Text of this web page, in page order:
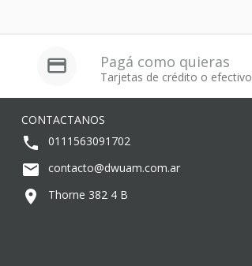
Pagá como quieras
Tarjetas de crédito o efectivo
CONTACTANOS
0111563091702
contacto@dwuam.com.ar
Thorne 382 4 B